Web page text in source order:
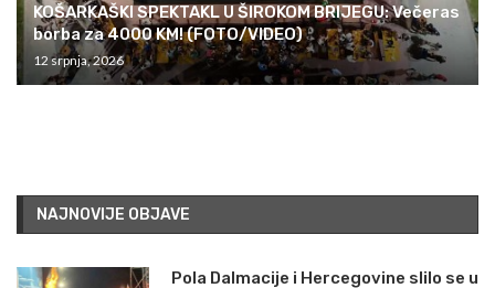
KOŠARKAŠKI SPEKTAKL U ŠIROKOM BRIJEGU: Večeras
borba za 4000 KM! (FOTO/VIDEO)
12 srpnja, 2026
NAJNOVIJE OBJAVE
Pola Dalmacije i Hercegovine slilo se u